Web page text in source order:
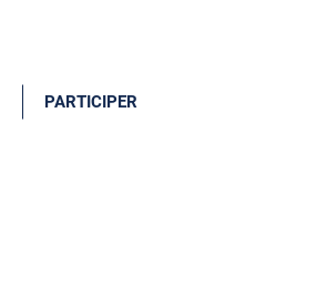
PARTICIPER